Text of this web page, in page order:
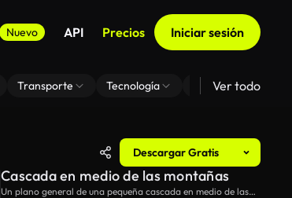
Nuevo API Precios Iniciar sesión
Transporte Tecnología Zoom De Fondo
Ver todo
Descargar Gratis
Cascada en medio de las montañas
Un plano general de una pequeña cascada en medio de las